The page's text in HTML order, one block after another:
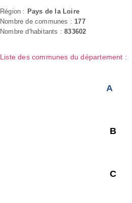
Région : Pays de la Loire
Nombre de communes : 177
Nombre d'habitants :833602
Liste des communes du département :
A
B
C